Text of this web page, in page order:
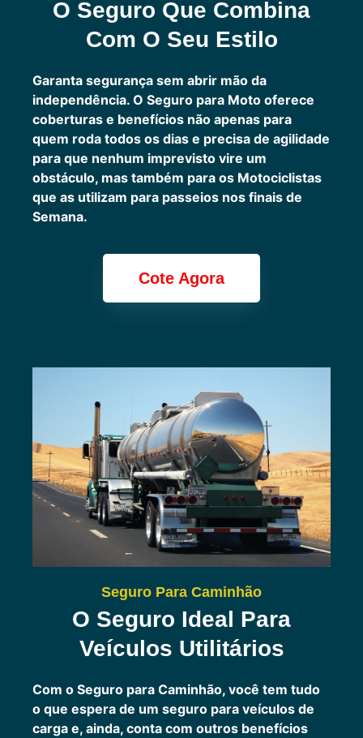
O Seguro Que Combina
Com O Seu Estilo
Garanta segurança sem abrir mão da
independência. O Seguro para Moto oferece
coberturas e benefícios não apenas para
quem roda todos os dias e precisa de agilidade
para que nenhum imprevisto vire um
obstáculo, mas também para os Motociclistas
que as utilizam para passeios nos finais de
Semana.
Cote Agora
Seguro Para Caminhão
O Seguro Ideal Para
Veículos Utilitários
Com o Seguro para Caminhão, você tem tudo
o que espera de um seguro para veículos de
carga e, ainda, conta com outros benefícios